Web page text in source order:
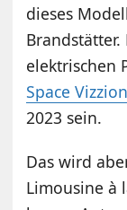
dieses
elektrischen
Space
2023 sein.
Das wird
Limousine à